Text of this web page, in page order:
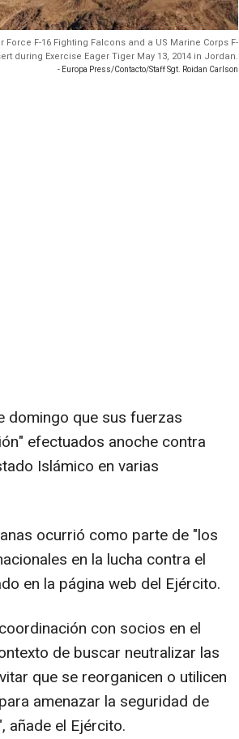
F-16 Fighting Falcons and a US Marine Corps F-
during Exercise Eager Tiger May 13, 2014 in Jordan.
- Europa Press/Contacto/Staff Sgt. Roidan Carlson
domingo que sus fuerzas
efectuados anoche contra
Islámico en varias
ocurrió como parte de "los
en la lucha contra el
en la página web del Ejército.
con socios en el
de buscar neutralizar las
que se reorganicen o utilicen
amenazar la seguridad de
añade el Ejército.